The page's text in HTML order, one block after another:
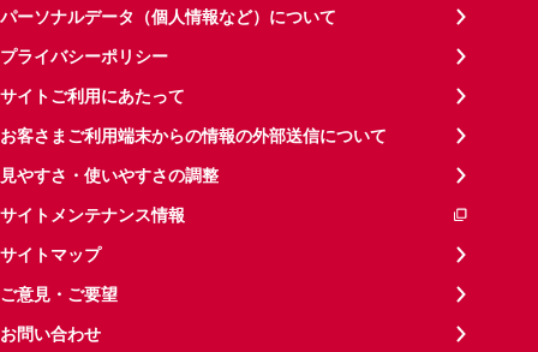
パーソナルデータ（個人情報など）について
プライバシーポリシー
サイトご利用にあたって
お客さまご利用端末からの情報の外部送信について
見やすさ・使いやすさの調整
サイトメンテナンス情報
サイトマップ
ご意見・ご要望
お問い合わせ